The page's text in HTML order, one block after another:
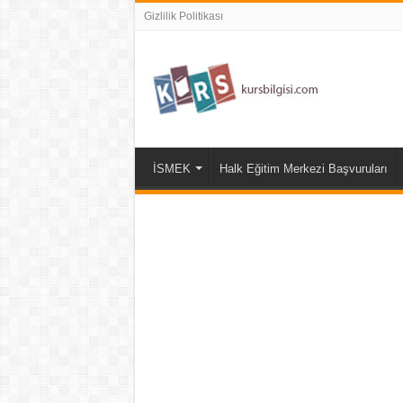
Gizlilik Politikası
İSMEK Halk Eğitim Merkezi Başvuruları